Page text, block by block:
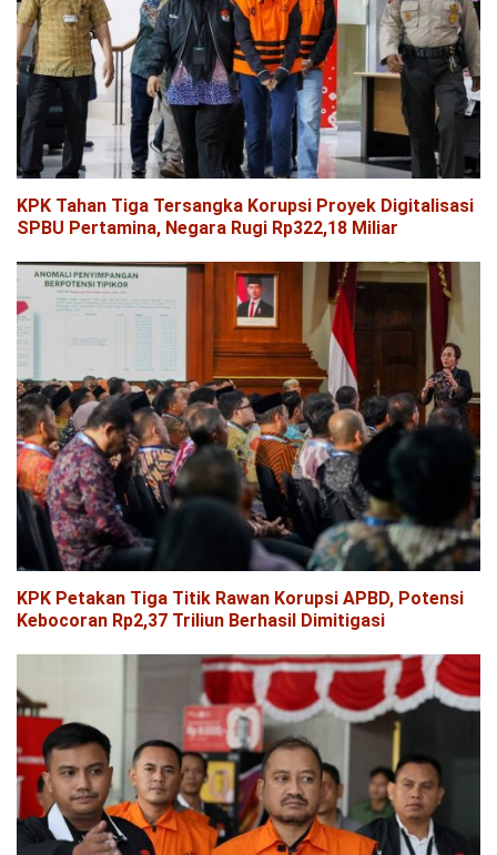
KPK Tahan Tiga Tersangka Korupsi Proyek Digitalisasi
SPBU Pertamina, Negara Rugi Rp322,18 Miliar
KPK Petakan Tiga Titik Rawan Korupsi APBD, Potensi
Kebocoran Rp2,37 Triliun Berhasil Dimitigasi